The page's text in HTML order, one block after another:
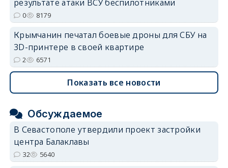
результате атаки ВСУ беспилотниками
0 8179
Крымчанин печатал боевые дроны для СБУ на
3D-принтере в своей квартире
2 6571
Показать все новости
Обсуждаемое
В Севастополе утвердили проект застройки
центра Балаклавы
32 5640